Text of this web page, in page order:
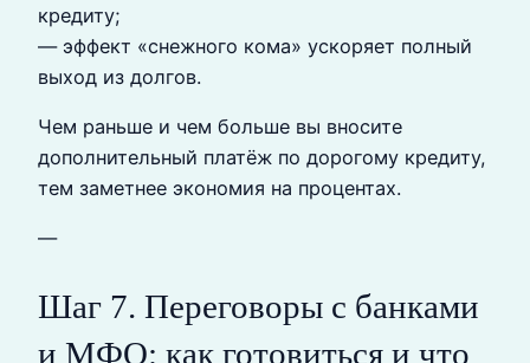
кредиту;
— эффект «снежного кома» ускоряет полный
выход из долгов.
Чем раньше и чем больше вы вносите
дополнительный платёж по дорогому кредиту,
тем заметнее экономия на процентах.
—
Шаг 7. Переговоры с банками
и МФО: как готовиться и что